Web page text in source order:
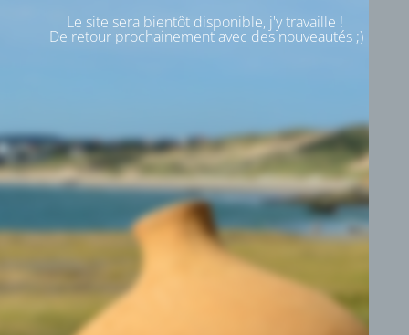
Le site sera bientôt disponible, j'y travaille !
De retour prochainement avec des nouveautés ;)